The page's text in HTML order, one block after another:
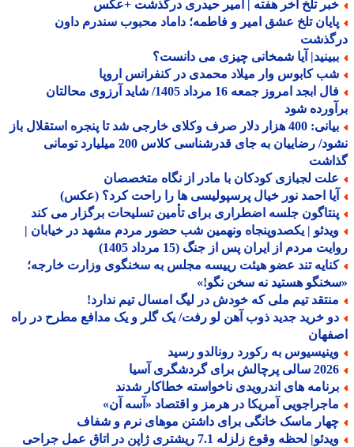
تلخ آخر هفته | امیر حیدری درگذشت +عکس
تلخ عشق امیر و فاطمه؛ داماد محبوب سندرم داون
آیا شمخانی چیزی می دانست؟
کابوس وار میلاد محمدی در کنفرانس اروپا
فال ابجد امروز جمعه 16 مرداد 1405/ شاید آرزوی محالتان
شود
بیانی: 400 هزار دلار صرف وکلای خارجی شد تا پنجره استقلال باز
نشود/ رضاییان به جای قدرشناسی کلاس 200 میلیارد تومانی
لجبازی کودکان با مادر از نگاه متخصصان
احمد نور خیال پرسپولیسی ها را راحت کرد؟ (عکس)
جلسه اضطراری برای تأمین تسلیحات برگزار می کند
| یکصدوپنجاه ونهمین شب حضور مردم مشهد در خیابان |
مردم از ایران پس از جنگ (15 مرداد 1405)
تند عضو هیئت رییسه مجلس به سخنگوی وزارت خارجه؛
هستید نه سخن نگو!»
تیم ملی که خودش در لیگ امسال تیم ندارد!
خرید جدید ذوب آهن لو رفت/ یک گلر و یک مدافع مطرح در راه
به رکورد رونالدو رسید
پرچالش برای گردشگری آسیا
های اندرویدی ناخواسته خطاکار شدند
آمریکا در هرمز و اقتصاد «آسه آن»
ماسک خانگی برای داشتن موهای نرم و شفاف
لحظه وقوع زلزله 7.1 ریشتری ژاپن در اتاق عمل جراحی